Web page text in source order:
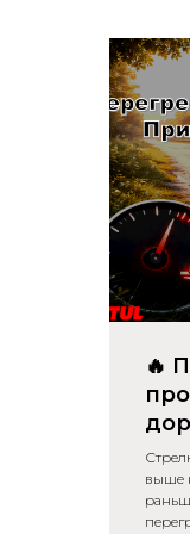
🔥
выше